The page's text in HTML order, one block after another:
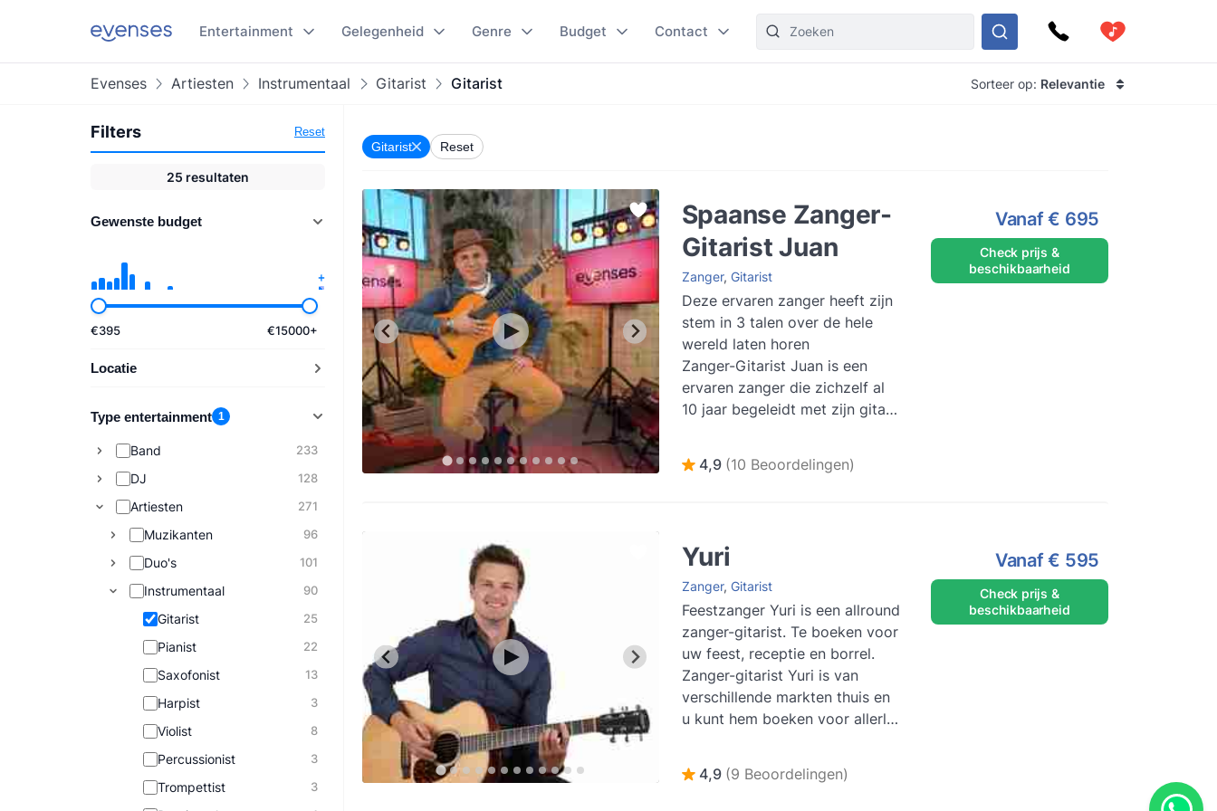
Entertainment Gelegenheid Genre Budget Contact
Evenses Artiesten Instrumentaal Gitarist Gitarist Sorteer op: Relevantie
Filters Reset
25 resultaten
Gewenste budget
€395 €15000+
Locatie
Type entertainment 1
Band 233
DJ 128
Artiesten 271
Muzikanten 96
Duo's 101
Instrumentaal 90
Gitarist 25
Pianist 22
Saxofonist 13
Harpist 3
Violist 8
Percussionist 3
Trompettist 3
Gitarist Reset
Spaanse Zanger-
Gitarist Juan
Zanger, Gitarist
Deze ervaren zanger heeft zijn
stem in 3 talen over de hele
wereld laten horen
Zanger-Gitarist Juan is een
ervaren zanger die zichzelf al
10 jaar begeleidt met zijn gitaar.
4,9 (10 Beoordelingen)
Vanaf€ 695
Check prijs &
beschikbaarheid
Yuri
Zanger, Gitarist
Feestzanger Yuri is een allround
zanger-gitarist. Te boeken voor
uw feest, receptie en borrel.
Zanger-gitarist Yuri is van
verschillende markten thuis en
u kunt hem boeken voor allerlei
4,9 (9 Beoordelingen)
Vanaf€ 595
Check prijs &
beschikbaarheid